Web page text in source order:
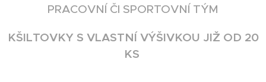
PRACOVNÍ ČI SPORTOVNÍ TÝM
KŠILTOVKY S VLASTNÍ VÝŠIVKOU JIŽ OD 20
KS